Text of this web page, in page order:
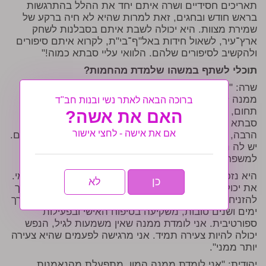
תאריכים חסידיים ושרה איתם יחד את ההלל בהתרגשות
בראש חודש ובחגים, זאת למרות שהיא לא חיה ברקע של
שמירת מצוות. היא יכולה לשבת איתם בסבלנות לשחק
ארץ־עיר, לשאול חידות באל"ף־בי"ת, לקרוא איתם סיפורים
ולהקשיב לסיפורים שלהם. הלוואי עליי סבתא כמוה!"
תוכלי לשתף במשהו שלמדת מהחמות?
שרה: "וואו, המון! ולא מפסיקה ללמוד, ברוך ה'. למדתי
ממנה לבשל ולאפות טוב יותר. קיבלתי ממנה טיפים בכל
תחום, החל בהורדת כתמים בצורה יעילה וכלה בתרופות
סבתא טבעיות לילד שסובל מכאב כלשהו. למדתי ממנה
הרבה, מחוכמת החיים שלה, מההתנהלות שלה מול אנשים.
יש לה נתינה ללא גבול ומסירות לכולם, גם לזרים ובעיקר
למשפחה, לילדים, לנכדים וגם אליי".
היא נזכרת במשהו נוסף: "למדתי ממנה גם להשקיע בעצמי.
את יכולה להשקיע בכולם מסביב, אבל זה לא אומר שעלייך
להזניח את עצמך. חמותי, למרות גילה, מעל שמונים, לאורך
ימים ושנים טובות, משקיעה בטיפוח האישי ובפעילות
ספורטיבית. אני לומדת ממנה שאין משמעות לגיל, הנפש
יכולה להיות צעירה תמיד. אני מרגישה לפעמים שהיא צעירה
יותר ממני".
ברוכה הבאה לאתר נשי ובנות חב"ד
האם את אשה?
אם את אישה - לחצי אישור
כן לא